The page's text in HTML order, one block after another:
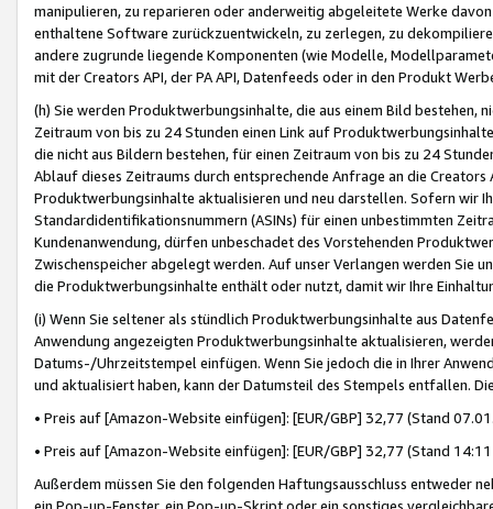
manipulieren, zu reparieren oder anderweitig abgeleitete Werke
enthaltene Software zurückzuentwickeln, zu zerlegen, zu
andere zugrunde liegende Komponenten (wie Modelle,
mit der Creators API, der PA API, Datenfeeds oder in den Produkt
(h) Sie werden Produktwerbungsinhalte, die aus einem Bild bestehen,
Zeitraum von bis zu 24 Stunden einen Link auf
die nicht aus Bildern bestehen, für einen Zeitraum von bis zu 24
Ablauf dieses Zeitraums durch entsprechende Anfrage an die
Produktwerbungsinhalte aktualisieren und neu darstellen. Sofern wir
Standardidentifikationsnummern (ASINs) für einen unbestimmten
Kundenanwendung, dürfen unbeschadet des Vorstehenden
Zwischenspeicher abgelegt werden. Auf unser Verlangen werden Sie
die Produktwerbungsinhalte enthält oder nutzt, damit wir Ihre
(i) Wenn Sie seltener als stündlich Produktwerbungsinhalte aus
Anwendung angezeigten Produktwerbungsinhalte aktualisieren,
Datums-/Uhrzeitstempel einfügen. Wenn Sie jedoch die in Ihrer
und aktualisiert haben, kann der Datumsteil des Stempels entfallen.
• Preis auf [Amazon-Website einfügen]: [EUR/GBP] 32,77 (Stand
• Preis auf [Amazon-Website einfügen]: [EUR/GBP] 32,77 (Stand
Außerdem müssen Sie den folgenden Haftungsausschluss entweder
ein Pop-up-Fenster, ein Pop-up-Skript oder ein sonstiges